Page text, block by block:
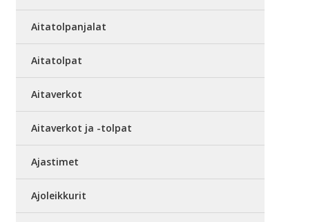
Aitatolpanjalat
Aitatolpat
Aitaverkot
Aitaverkot ja -tolpat
Ajastimet
Ajoleikkurit